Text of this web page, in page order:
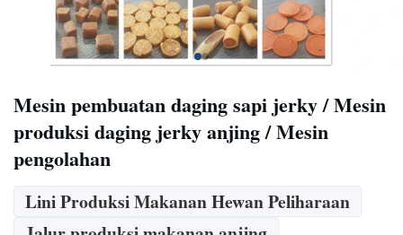
Mesin pembuatan daging sapi jerky / Mesin
produksi daging jerky anjing / Mesin
pengolahan
Lini Produksi Makanan Hewan Peliharaan